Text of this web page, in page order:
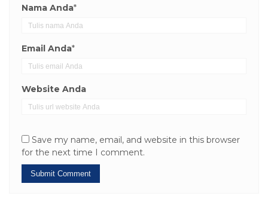
Nama Anda*
Email Anda*
Website Anda
Save my name, email, and website in this browser
for the next time I comment.